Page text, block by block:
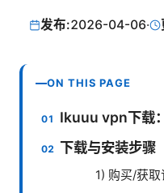
发布:2026-04-06·
ON THIS PAGE
Ikuuu vpn下载
下载与安装步骤
1) 购买/获取